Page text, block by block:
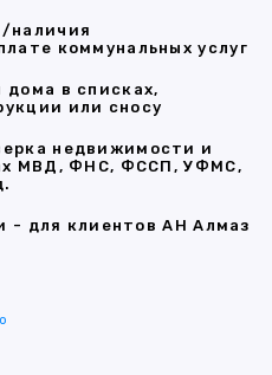
наличия
коммунальных услуг
дома в списках,
или сносу
недвижимости и
МВД, ФНС, ФССП, УФМС,
- для клиентов АН Алмаз